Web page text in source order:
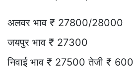
अलवर भाव ₹ 27800/28000
जयपुर भाव ₹ 27300
निवाई भाव ₹ 27500 तेजी ₹ 600